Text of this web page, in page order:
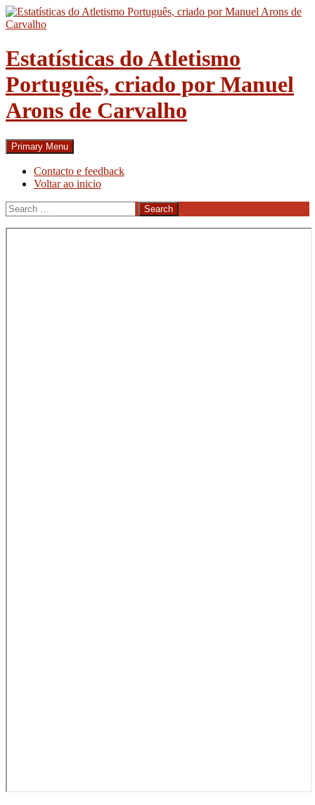
Skip
to
Estatísticas do Atletismo
Português, criado por Manuel
Arons de Carvalho
Search
Primary Menu
Contacto e feedback
Voltar ao inicio
Search
for: